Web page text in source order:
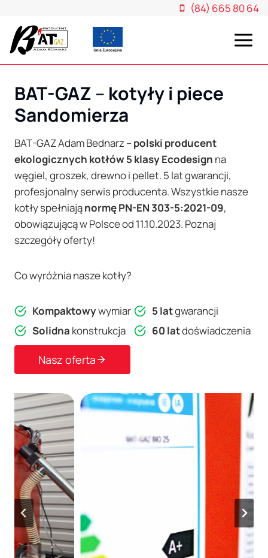
treści
(84) 665 80 64
BAT-GAZ– kotyły i piece
Sandomierza
BAT-GAZ Adam Bednarz –polski producent
ekologicznych kotłów 5 klasy Ecodesign na
węgiel, groszek, drewno i pellet. 5 lat gwarancji,
profesjonalny serwis producenta. Wszystkie nasze
kotły spełniająnormę PN-EN 303-5:2021-09,
obowiązującą w Polsce od 11.10.2023. Poznaj
szczegóły oferty!
Co wyróżnia nasze kotły?
Kompaktowywymiar 5 latgwarancji
Solidna konstrukcja 60 latdoświadczenia
Nasz oferta